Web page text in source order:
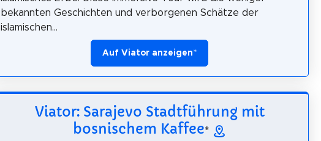
bekannten Geschichten und verborgenen Schätze der
islamischen...
Auf Viator anzeigen*
Viator: Sarajevo Stadtführung mit
bosnischem Kaffee*